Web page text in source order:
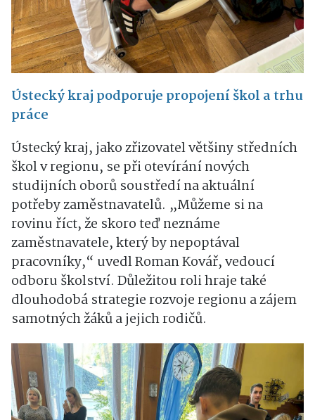
Ústecký kraj podporuje propojení škol a trhu
práce
Ústecký kraj, jako zřizovatel většiny středních
škol v regionu, se při otevírání nových
studijních oborů soustředí na aktuální
potřeby zaměstnavatelů. „Můžeme si na
rovinu říct, že skoro teď neznáme
zaměstnavatele, který by nepoptával
pracovníky,“ uvedl Roman Kovář, vedoucí
odboru školství. Důležitou roli hraje také
dlouhodobá strategie rozvoje regionu a zájem
samotných žáků a jejich rodičů.